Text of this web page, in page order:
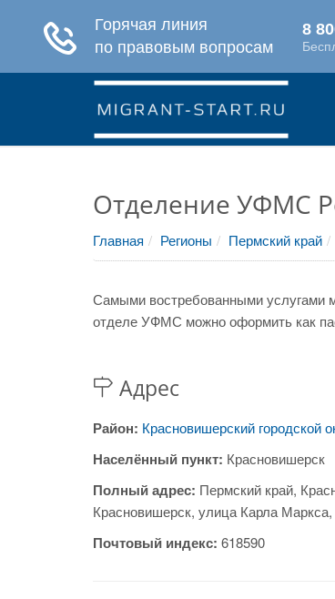
Отделение УФМС
Главная Регионы Пермский край
Самыми востребованными услугами
отделе УФМС можно оформить как
Адрес
Район: Красновишерский городской
Населённый пункт: Красновишерск
Полный адрес: Пермский край,
Красновишерск, улица Карла Маркса,
Почтовый индекс: 618590